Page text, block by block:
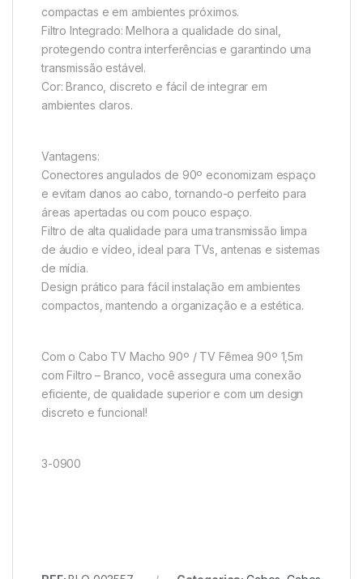
compactas e em ambientes próximos.
Filtro Integrado: Melhora a qualidade do sinal,
protegendo contra interferências e garantindo uma
transmissão estável.
Cor: Branco, discreto e fácil de integrar em
ambientes claros.
Vantagens:
Conectores angulados de 90º economizam espaço
e evitam danos ao cabo, tornando-o perfeito para
áreas apertadas ou com pouco espaço.
Filtro de alta qualidade para uma transmissão limpa
de áudio e vídeo, ideal para TVs, antenas e sistemas
de mídia.
Design prático para fácil instalação em ambientes
compactos, mantendo a organização e a estética.
Com o Cabo TV Macho 90º / TV Fêmea 90º 1,5m
com Filtro – Branco, você assegura uma conexão
eficiente, de qualidade superior e com um design
discreto e funcional!
3-0900